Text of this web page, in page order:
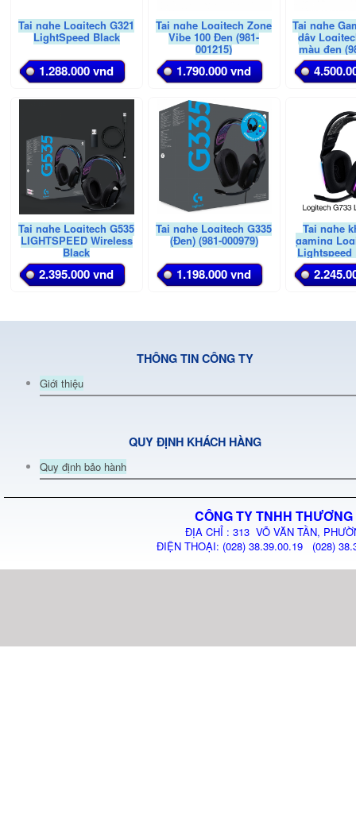
Tai nghe Logitech G321
LightSpeed Black
1.288.000 vnd
Tai nghe Logitech Zone
Vibe 100 Đen (981-
001215)
1.790.000 vnd
Tai nghe
dây
màu đen
Tai nghe Logitech G535
LIGHTSPEED Wireless
Black
2.395.000 vnd
Tai nghe Logitech G335
(Đen) (981-000979)
1.198.000 vnd
Tai nghe
gaming
Lightspeed
(981-
THÔNG TIN CÔNG TY
Giới thiệu
QUY ĐỊNH KHÁCH HÀNG
Quy định bảo hành
CÔNG TY TNHH
ĐỊA CHỈ : 313 VÕ VĂN TẦN,
ĐIỆN THOẠI: (028) 38.39.00.19 (028)